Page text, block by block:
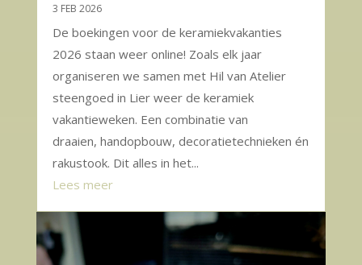
3 FEB 2026
De boekingen voor de keramiekvakanties
2026 staan weer online! Zoals elk jaar
organiseren we samen met Hil van Atelier
steengoed in Lier weer de keramiek
vakantieweken. Een combinatie van
draaien, handopbouw, decoratietechnieken én
rakustook. Dit alles in het...
Lees meer